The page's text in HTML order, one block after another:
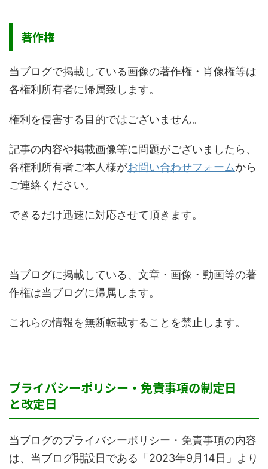
著作権
当ブログで掲載している画像の著作権・肖像権等は
各権利所有者に帰属致します。
権利を侵害する目的ではございません。
記事の内容や掲載画像等に問題がございましたら、
各権利所有者ご本人様がお問い合わせフォームから
ご連絡ください。
できるだけ迅速に対応させて頂きます。
当ブログに掲載している、文章・画像・動画等の著
作権は当ブログに帰属します。
これらの情報を無断転載することを禁止します。
プライバシーポリシー・免責事項の制定日
と改定日
当ブログのプライバシーポリシー・免責事項の内容
は、当ブログ開設日である「2023年9月14日」より